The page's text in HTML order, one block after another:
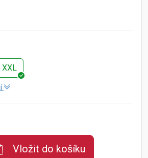
XXL
Vložit do košíku